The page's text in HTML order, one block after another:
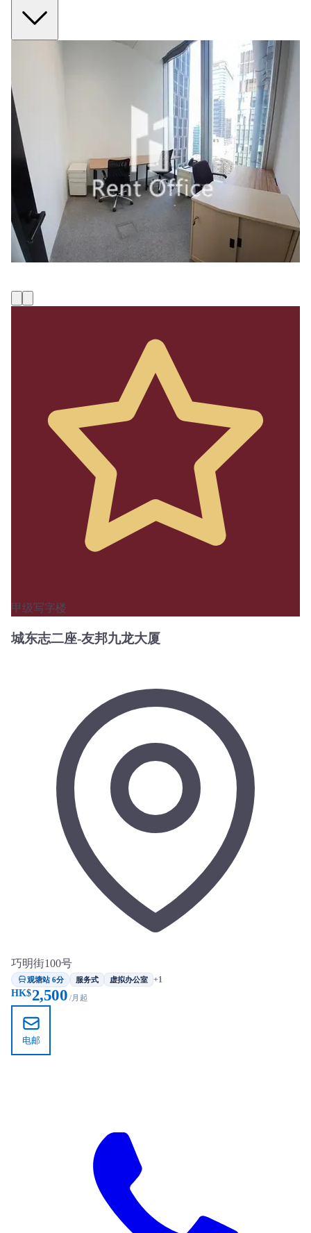
甲级写字楼
城东志二座-友邦九龙大厦
巧明街100号
观塘站 6分 服务式 虚拟办公室 +1
HK$2,500 /月起
电邮